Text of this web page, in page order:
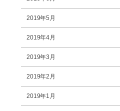
2019年5月
2019年4月
2019年3月
2019年2月
2019年1月